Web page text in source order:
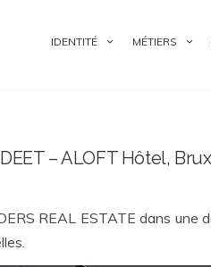
IDENTITÉ MÉTIERS
– ALOFT Hôtel,
REAL ESTATE dans